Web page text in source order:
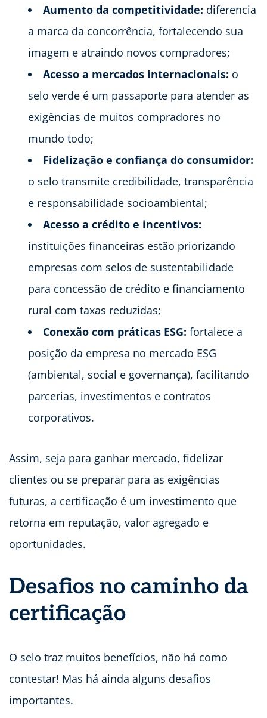
Aumento da competitividade: diferencia
a marca da concorrência, fortalecendo sua
imagem e atraindo novos compradores;
Acesso a mercados internacionais: o
selo verde é um passaporte para atender as
exigências de muitos compradores no
mundo todo;
Fidelização e confiança do consumidor:
o selo transmite credibilidade, transparência
e responsabilidade socioambiental;
Acesso a crédito e incentivos:
instituições financeiras estão priorizando
empresas com selos de sustentabilidade
para concessão de crédito e financiamento
rural com taxas reduzidas;
Conexão com práticas ESG: fortalece a
posição da empresa no mercado ESG
(ambiental, social e governança), facilitando
parcerias, investimentos e contratos
corporativos.
Assim, seja para ganhar mercado, fidelizar
clientes ou se preparar para as exigências
futuras, a certificação é um investimento que
retorna em reputação, valor agregado e
oportunidades.
Desafios no caminho da
certificação
O selo traz muitos benefícios, não há como
contestar! Mas há ainda alguns desafios
importantes.